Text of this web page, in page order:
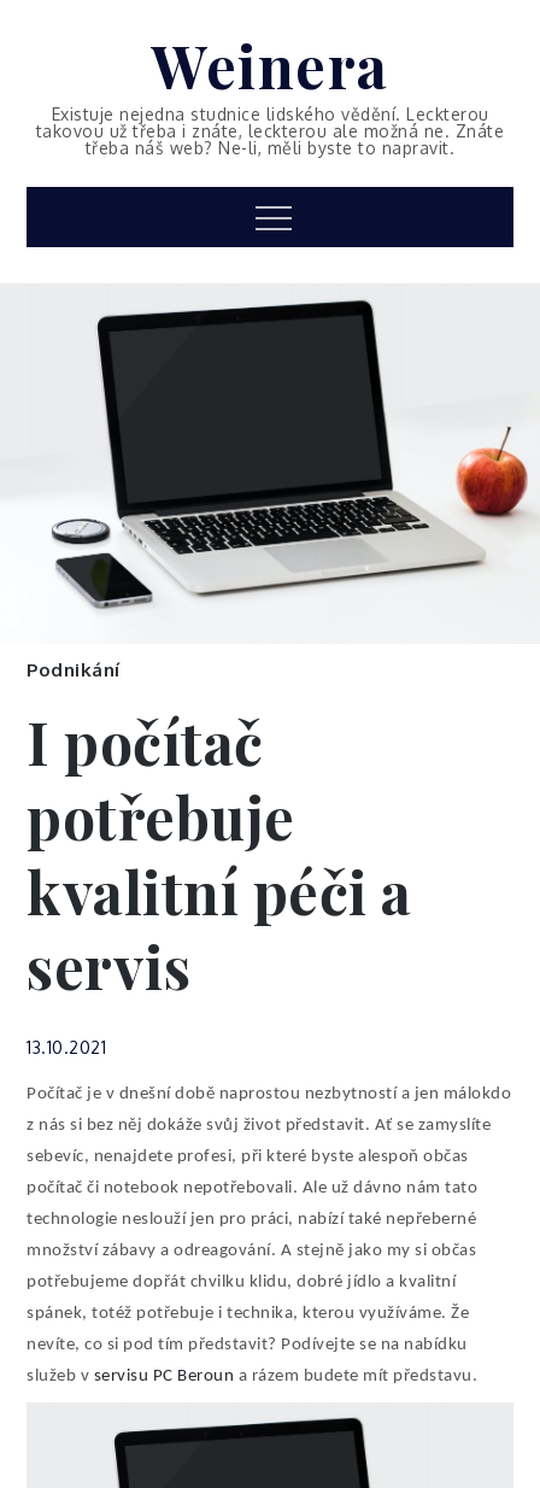
Weinera
Existuje nejedna studnice lidského vědění. Leckterou
takovou už třeba i znáte, leckterou ale možná ne. Znáte
třeba náš web? Ne-li, měli byste to napravit.
Menu
Podnikání
I počítač
potřebuje
kvalitní péči a
servis
13.10.2021
Počítač je v dnešní době naprostou nezbytností a jen málokdo
z nás si bez něj dokáže svůj život představit. Ať se zamyslíte
sebevíc, nenajdete profesi, při které byste alespoň občas
počítač či notebook nepotřebovali. Ale už dávno nám tato
technologie neslouží jen pro práci, nabízí také nepřeberné
množství zábavy a odreagování. A stejně jako my si občas
potřebujeme dopřát chvilku klidu, dobré jídlo a kvalitní
spánek, totéž potřebuje i technika, kterou využíváme. Že
nevíte, co si pod tím představit? Podívejte se na nabídku
služeb v servisu PC Beroun a rázem budete mít představu.